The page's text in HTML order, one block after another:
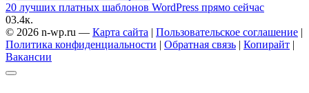
20 лучших платных шаблонов WordPress прямо сейчас
03.4к.
© 2026 n-wp.ru — Карта сайта | Пользовательское соглашение |
Политика конфиденциальности | Обратная связь | Копирайт |
Вакансии